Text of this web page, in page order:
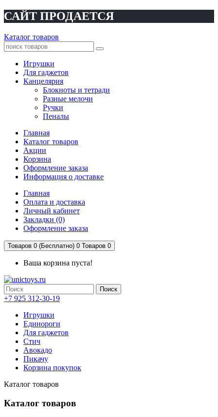
САЙТ ПРОДАЕТСЯ
Каталог товаров
Игрушки
Для гаджетов
Канцелярия
Блокноты и тетради
Разные мелочи
Ручки
Пеналы
Главная
Каталог товаров
Акции
Корзина
Оформление заказа
Информация о доставке
Главная
Оплата и доставка
Личный кабинет
Закладки (0)
Оформление заказа
Товаров 0 (Бесплатно) 0 Товаров 0
Ваша корзина пуста!
Поиск
+7 925 312-30-19
Игрушки
Единороги
Для гаджетов
Стич
Авокадо
Пикачу
Корзина покупок
Каталог товаров
Каталог товаров